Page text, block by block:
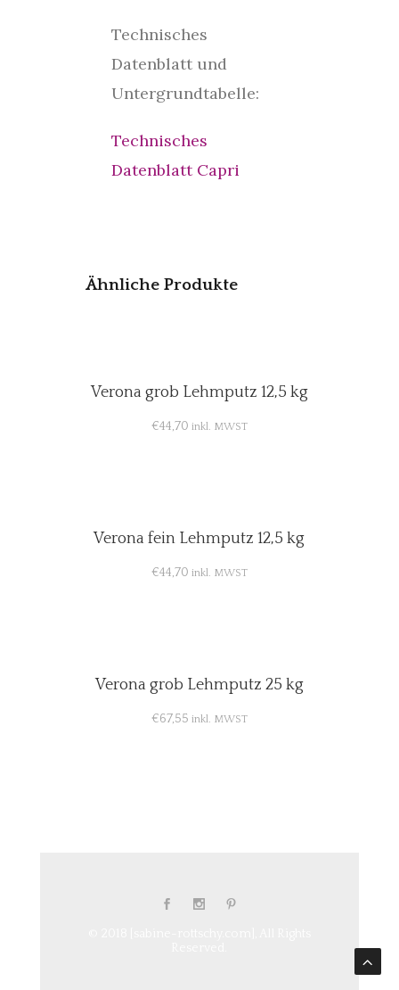
Technisches
Datenblatt und
Untergrundtabelle:
Technisches
Datenblatt Capri
Ähnliche Produkte
Verona grob Lehmputz 12,5 kg
€44,70 inkl. MWST
Verona fein Lehmputz 12,5 kg
€44,70 inkl. MWST
Verona grob Lehmputz 25 kg
€67,55 inkl. MWST